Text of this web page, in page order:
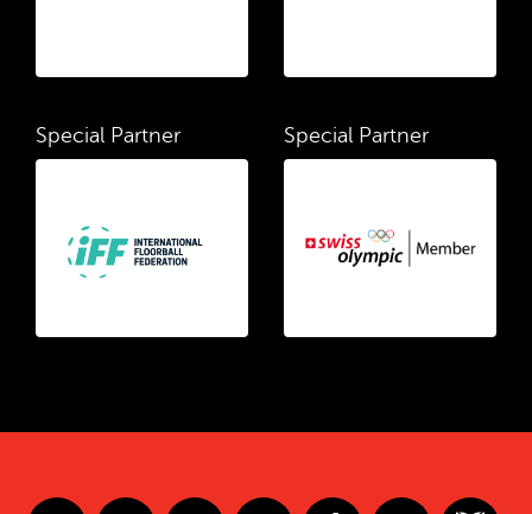
Special Partner Special Partner